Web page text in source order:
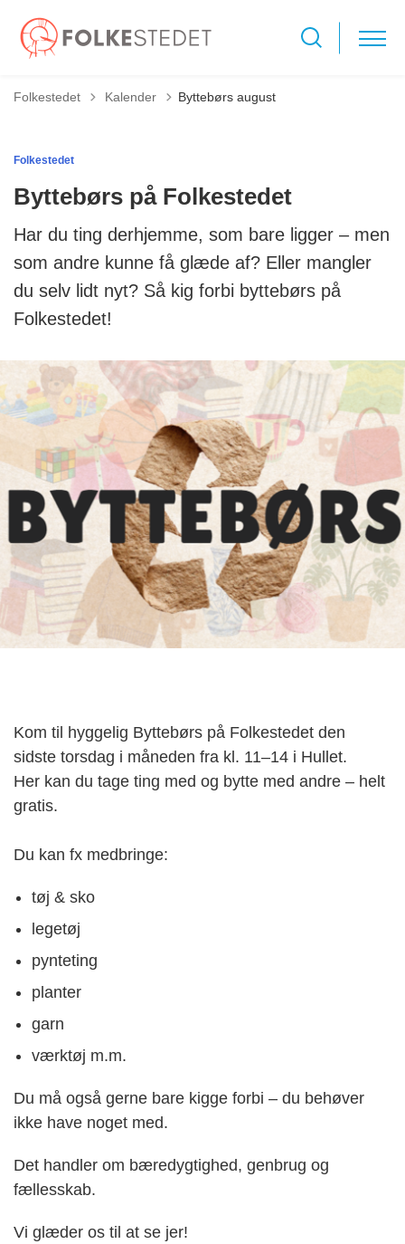
Folkestedet Tilbage til
Kalender Byttebørs august
Folkestedet
Byttebørs på Folkestedet
Har du ting derhjemme, som bare ligger – men
som andre kunne få glæde af? Eller mangler
du selv lidt nyt? Så kig forbi byttebørs på
Folkestedet!
Kom til hyggelig Byttebørs på Folkestedet den
sidste torsdag i måneden fra kl. 11–14 i Hullet.
Her kan du tage ting med og bytte med andre – helt
gratis.
Du kan fx medbringe:
tøj & sko
legetøj
pynteting
planter
garn
værktøj m.m.
Du må også gerne bare kigge forbi – du behøver
ikke have noget med.
Det handler om bæredygtighed, genbrug og
fællesskab.
Vi glæder os til at se jer!